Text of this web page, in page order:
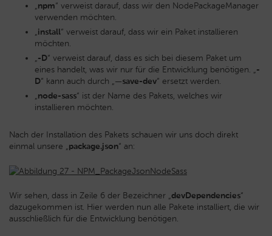
„npm“ verweist darauf, dass wir den NodePackageManager
verwenden möchten.
„install“ verweist darauf, dass wir ein Paket installieren
möchten.
„-D“ verweist darauf, dass es sich bei diesem Paket um
eines handelt, was wir nur für die Entwicklung benötigen. „-
D“ kann auch durch „—save-dev“ ersetzt werden.
„node-sass“ ist der Name des Pakets, welches wir
installieren möchten.
Nach der Installation des Pakets schauen wir uns doch direkt
einmal unsere „package.json“ an:
Wir sehen, dass in Zeile 6 der Bezeichner „devDependencies“
dazugekommen ist. Hier werden nun alle Pakete installiert, die wir
ausschließlich für die Entwicklung benötigen.